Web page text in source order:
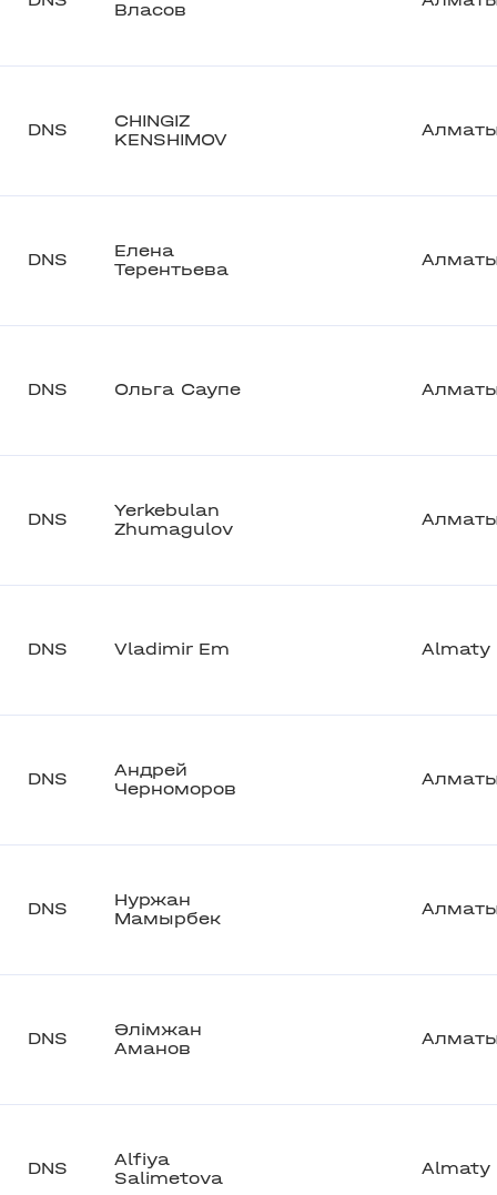
Власов
DNS
CHINGIZ
KENSHIMOV
DNS
Елена
Терентьева
DNS Ольга Саупе
DNS
Yerkebulan
Zhumagulov
DNS Vladimir Em Almaty
DNS
Андрей
Черноморов
DNS
Нуржан
Мамырбек
DNS
Әлімжан
Аманов
DNS
Alfiya
Salimetova
Almaty